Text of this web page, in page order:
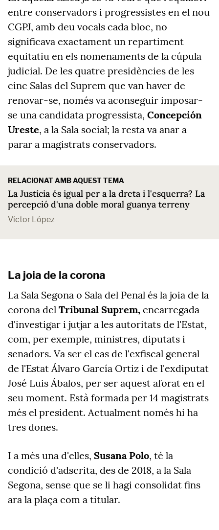
entre conservadors i progressistes en el nou
CGPJ, amb deu vocals cada bloc, no
significava exactament un repartiment
equitatiu en els nomenaments de la cúpula
judicial. De les quatre presidències de les
cinc Salas del Suprem que van haver de
renovar-se, només va aconseguir imposar-
se una candidata progressista, Concepción
Ureste, a la Sala social; la resta va anar a
parar a magistrats conservadors.
RELACIONAT AMB AQUEST TEMA
La Justícia és igual per a la dreta i l'esquerra? La
percepció d'una doble moral guanya terreny
Víctor López
La joia de la corona
La Sala Segona o Sala del Penal és la joia de la
corona del Tribunal Suprem, encarregada
d'investigar i jutjar a les autoritats de l'Estat,
com, per exemple, ministres, diputats i
senadors. Va ser el cas de l'exfiscal general
de l'Estat Álvaro García Ortiz i de l'exdiputat
José Luis Ábalos, per ser aquest aforat en el
seu moment. Està formada per 14 magistrats
més el president. Actualment només hi ha
tres dones.
I a més una d'elles, Susana Polo, té la
condició d'adscrita, des de 2018, a la Sala
Segona, sense que se li hagi consolidat fins
ara la plaça com a titular.